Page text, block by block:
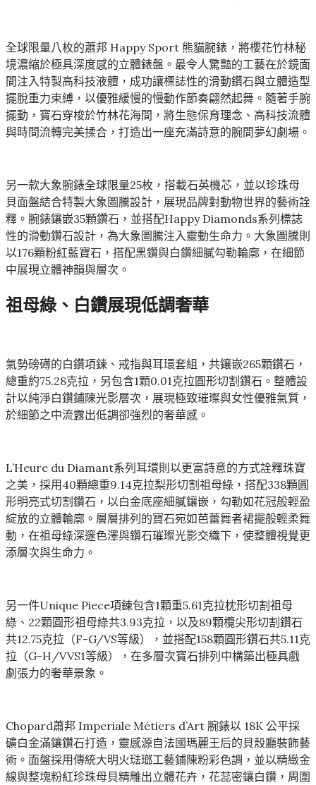
全球限量八枚的蕭邦 Happy Sport 熊貓腕錶，將櫻花竹林秘
境濃縮於極具深度感的立體錶盤。最令人驚豔的工藝在於鏡面
間注入特製高科技液體，成功讓標誌性的滑動鑽石與立體造型
擺脫重力束縛，以優雅緩慢的慢動作節奏翩然起舞。隨著手腕
擺動，寶石穿梭於竹林花海間，將生態保育理念、高科技流體
與時間流轉完美揉合，打造出一座充滿詩意的腕間夢幻劇場。
另一款大象腕錶全球限量25枚，搭載石英機芯，並以珍珠母
貝面盤結合特製大象圖騰設計，展現品牌對動物世界的藝術詮
釋。腕錶鑲嵌35顆鑽石，並搭配Happy Diamonds系列標誌
性的滑動鑽石設計，為大象圖騰注入靈動生命力。大象圖騰則
以176顆粉紅藍寶石，搭配黑鑽與白鑽細膩勾勒輪廓，在細節
中展現立體神韻與層次。
祖母綠、白鑽展現低調奢華
氣勢磅礡的白鑽項鍊、戒指與耳環套組，共鑲嵌265顆鑽石，
總重約75.28克拉，另包含1顆0.01克拉圓形切割鑽石。整體設
計以純淨白鑽鋪陳光影層次，展現極致璀璨與女性優雅氣質，
於細節之中流露出低調卻強烈的奢華感。
L’Heure du Diamant系列耳環則以更富詩意的方式詮釋珠寶
之美，採用40顆總重9.14克拉梨形切割祖母綠，搭配338顆圓
形明亮式切割鑽石，以白金底座細膩鑲嵌，勾勒如花冠般輕盈
綻放的立體輪廓。層層排列的寶石宛如芭蕾舞者裙擺般輕柔舞
動，在祖母綠深邃色澤與鑽石璀璨光影交織下，使整體視覺更
添層次與生命力。
另一件Unique Piece項鍊包含1顆重5.61克拉枕形切割祖母
綠、22顆圓形祖母綠共3.93克拉，以及89顆欖尖形切割鑽石
共12.75克拉（F-G/VS等級），並搭配158顆圓形鑽石共5.11克
拉（G-H/VVS1等級），在多層次寶石排列中構築出極具戲
劇張力的奢華景象。
Chopard蕭邦 Imperiale Métiers d’Art 腕錶以 18K 公平採
礦白金滿鑲鑽石打造，靈感源自法國瑪麗王后的貝殼廳裝飾藝
術。面盤採用傳統大明火琺瑯工藝鋪陳粉彩色調，並以精緻金
線與整塊粉紅珍珠母貝精雕出立體花卉，花蕊密鑲白鑽，周圍